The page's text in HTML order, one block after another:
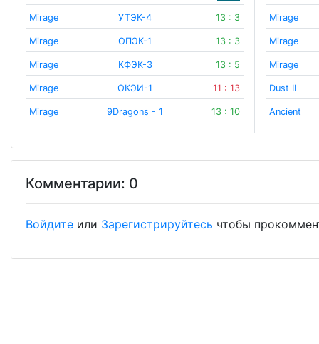
Mirage УТЭК-4 13 : 3
Mirage ОПЭК-1 13 : 3
Mirage КФЭК-3 13 : 5
Mirage ОКЭИ-1 11 : 13
Mirage 9Dragons - 1 13 : 10
Mirage
Mirage
Mirage
Dust II
Ancient
Комментарии: 0
Войдите или Зарегистрируйтесь чтобы